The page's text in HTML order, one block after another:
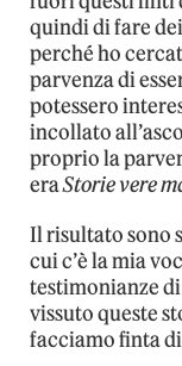
quindi di fare
perché ho
parvenza di
potessero
incollato
proprio la
eraStorie vere
Il risultato sono
cui c’è la mia
testimonianze
vissuto queste
facciamo finta